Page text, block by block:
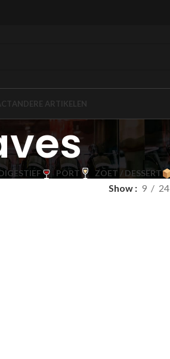
ANDERE ARTIKELEN
PORT ZOET / DESSERT
Show 9 24